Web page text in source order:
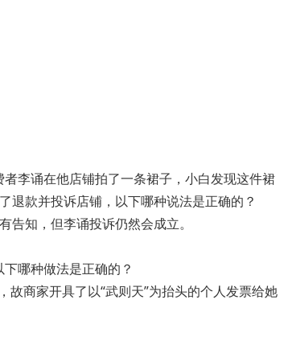
李诵在他店铺拍了一条裙子，小白发现这件裙
退款并投诉店铺，以下哪种说法是正确的？
知，但李诵投诉仍然会成立。
哪种做法是正确的？
商家开具了以“武则天”为抬头的个人发票给她